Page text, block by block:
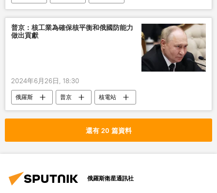
普京：核工業為確保核平衡和俄國防能力
做出貢獻
2024年6月26日, 18:30
俄羅斯 普京 核電站
還有 20 篇資料
俄羅斯衛星通訊社